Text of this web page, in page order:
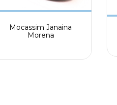
Mocassim Janaina
Morena